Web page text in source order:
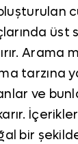
üst
Arama
tarzına
ve
bir